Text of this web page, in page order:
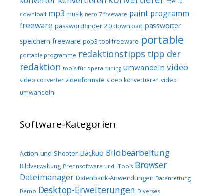
download mp3 musik nero 7 freeware paint programm
freeware passwordfinder 2.0 download passwörter
speichern freeware pop3 tool freeware portable
portable programme redaktionstipps tipp der
redaktion tools für opera tuning umwandeln video
video converter videoformate video konvertieren video
umwandeln
Software-Kategorien
Action und Shooter Backup Bildbearbeitung
Bildverwaltung Brennsoftware und -Tools Browser
Dateimanager Datenbank-Anwendungen Datenrettung
Demo Desktop-Erweiterungen Diverses